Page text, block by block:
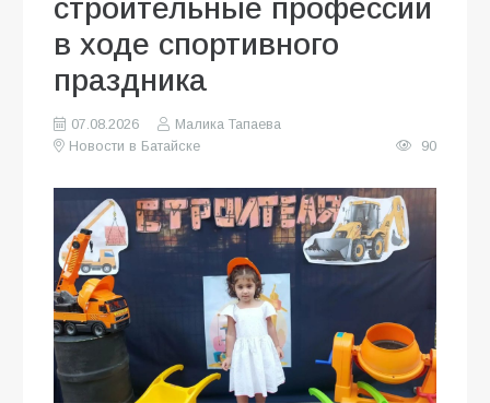
строительные профессии
в ходе спортивного
праздника
07.08.2026
Малика Тапаева
Новости в Батайске
90